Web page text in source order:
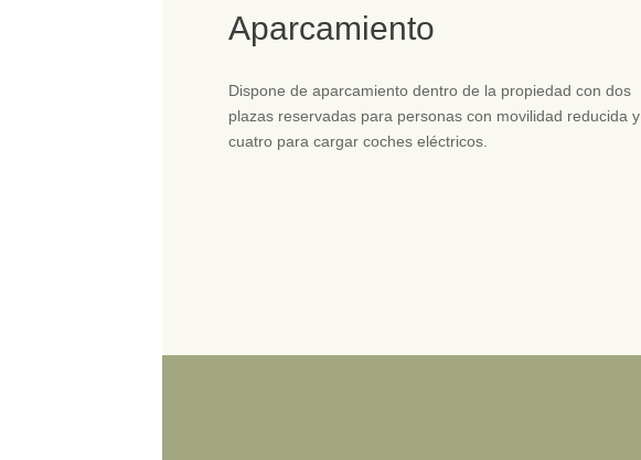
Aparcamiento
Dispone de aparcamiento dentro de la propiedad con dos
plazas reservadas para personas con movilidad reducida y
cuatro para cargar coches eléctricos.